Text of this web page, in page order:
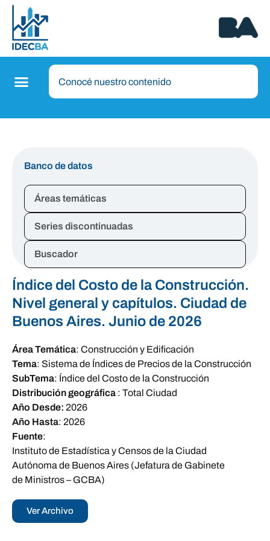
Banco de datos
Áreas temáticas
Series discontinuadas
Buscador
Índice del Costo de la Construcción.
Nivel general y capítulos. Ciudad de
Buenos Aires. Junio de 2026
Área Temática: Construcción y Edificación
Tema: Sistema de Índices de Precios de la Construcción
SubTema: Índice del Costo de la Construcción
Distribución geográfica : Total Ciudad
Año Desde: 2026
Año Hasta: 2026
Fuente:
Instituto de Estadística y Censos de la Ciudad
Autónoma de Buenos Aires (Jefatura de Gabinete
de Ministros – GCBA)
Ver Archivo